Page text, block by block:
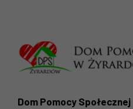
Dom Pomocy Społecznej